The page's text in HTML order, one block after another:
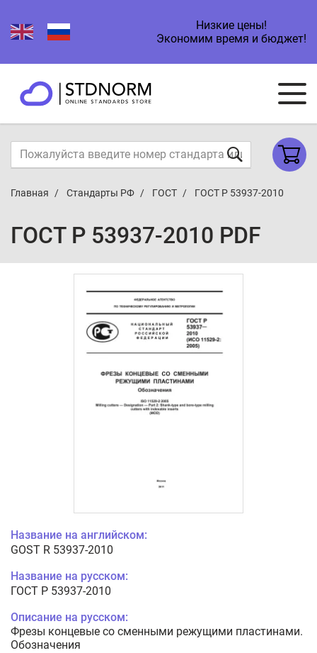
Низкие цены!
Экономим время и бюджет!
Главная Стандарты РФ ГОСТ ГОСТ Р 53937-2010
ГОСТ Р 53937-2010 PDF
Название на английском:
GOST R 53937-2010
Название на русском:
ГОСТ Р 53937-2010
Описание на русском:
Фрезы концевые со сменными режущими пластинами.
Обозначения